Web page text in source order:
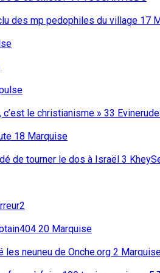
des mp pedophiles du village 17
c’est le christianisme » 33
18 Marquise
de tourner le dos à Israël 3
20 Marquise
neuneu de Onche.org 2